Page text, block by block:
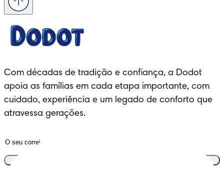
Com décadas de tradição e confiança, a Dodot
apoia as famílias em cada etapa importante, com
cuidado, experiência e um legado de conforto que
atravessa gerações.